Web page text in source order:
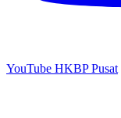
YouTube HKBP Pusat